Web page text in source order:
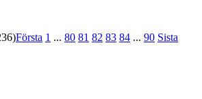
Första 1 ... 80 81 82 83 84 ... 90 Sista